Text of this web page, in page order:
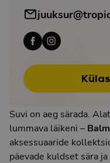
Suvi on aeg särada.
lummava läikeni –
aksessuaaride
päevade kuldset sära